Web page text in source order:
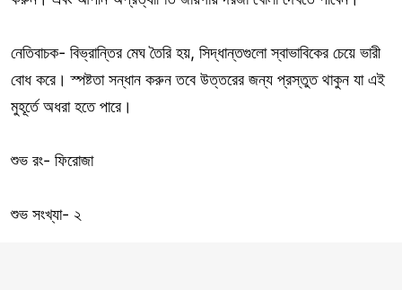
নেতিবাচক- বিভ্রান্তির মেঘ তৈরি হয়, সিদ্ধান্তগুলো স্বাভাবিকের চেয়ে ভারী
বোধ করে। স্পষ্টতা সন্ধান করুন তবে উত্তরের জন্য প্রস্তুত থাকুন যা এই
মুহূর্তে অধরা হতে পারে।
শুভ রং- ফিরোজা
শুভ সংখ্যা- ২